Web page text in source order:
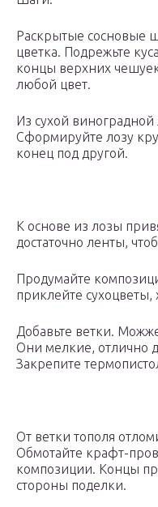
Раскрытые сосновые
цветка. Подрежьте
концы верхних
любой цвет.
Из сухой
Сформируйте лозу
конец под другой.
К основе из лозы
достаточно ленты,
Продумайте
приклейте
Добавьте ветки.
Они мелкие, отлично
Закрепите
От ветки тополя
Обмотайте крафт-
композиции. Концы
стороны поделки.